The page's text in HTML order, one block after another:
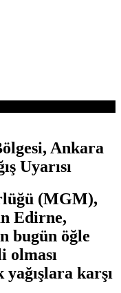
Ankara
Uyarısı
(MGM),
Edirne,
bugün öğle
olması
karşı